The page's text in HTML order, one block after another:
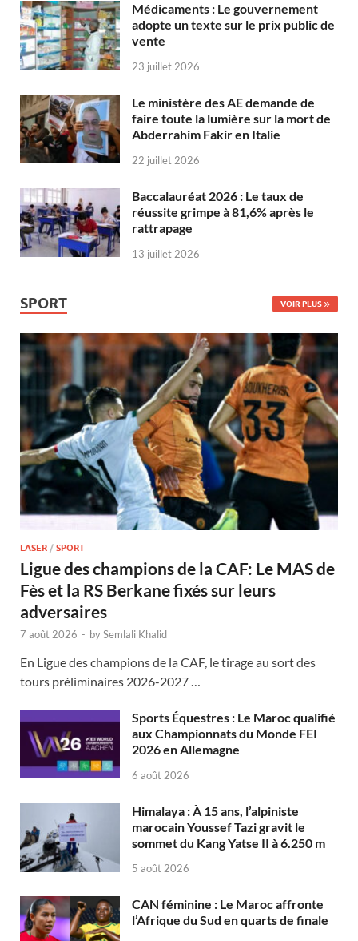
Médicaments : Le gouvernement
adopte un texte sur le prix public de
vente
23 juillet 2026
Le ministère des AE demande de
faire toute la lumière sur la mort de
Abderrahim Fakir en Italie
22 juillet 2026
Baccalauréat 2026 : Le taux de
réussite grimpe à 81,6% après le
rattrapage
13 juillet 2026
SPORT VOIR PLUS
LASER / SPORT
Ligue des champions de la CAF: Le MAS de
Fès et la RS Berkane fixés sur leurs
adversaires
7 août 2026 - bySemlali Khalid
En Ligue des champions de la CAF, le tirage au sort des
tours préliminaires 2026-2027 …
Sports Équestres : Le Maroc qualifié
aux Championnats du Monde FEI
2026 en Allemagne
6 août 2026
Himalaya : À 15 ans, l’alpiniste
marocain Youssef Tazi gravit le
sommet du Kang Yatse II à 6.250 m
5 août 2026
CAN féminine : Le Maroc affronte
l’Afrique du Sud en quarts de finale